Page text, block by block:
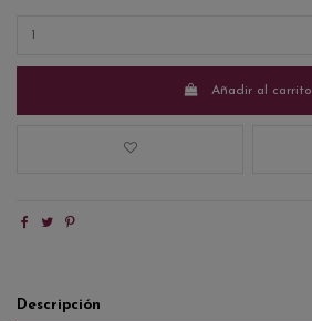
Añadir al carrito
Descripción